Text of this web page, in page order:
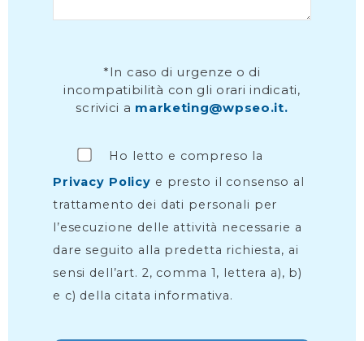
*In caso di urgenze o di
incompatibilità con gli orari indicati,
scrivici a marketing@wpseo.it.
Ho letto e compreso la
Privacy Policy e presto il consenso al
trattamento dei dati personali per
l’esecuzione delle attività necessarie a
dare seguito alla predetta richiesta, ai
sensi dell’art. 2, comma 1, lettera a), b)
e c) della citata informativa.